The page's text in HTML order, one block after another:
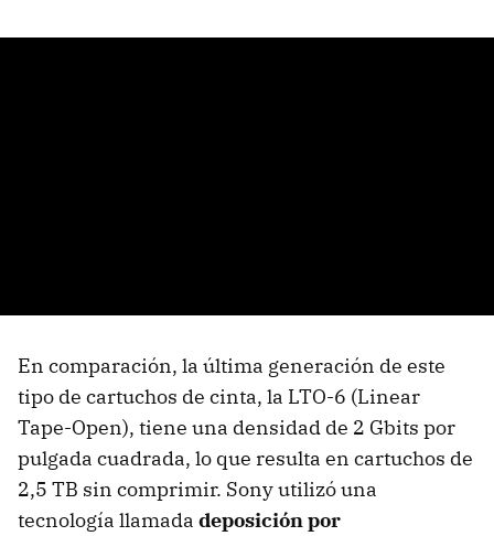
En comparación, la última generación de este
tipo de cartuchos de cinta, la LTO-6 (Linear
Tape-Open), tiene una densidad de 2 Gbits por
pulgada cuadrada, lo que resulta en cartuchos de
2,5 TB sin comprimir. Sony utilizó una
tecnología llamada deposición por